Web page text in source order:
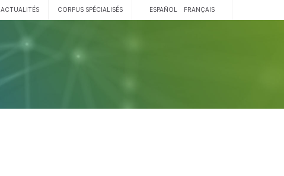
ACTUALITÉS CORPUS SPÉCIALISÉS ESPAÑOL FRANÇAIS